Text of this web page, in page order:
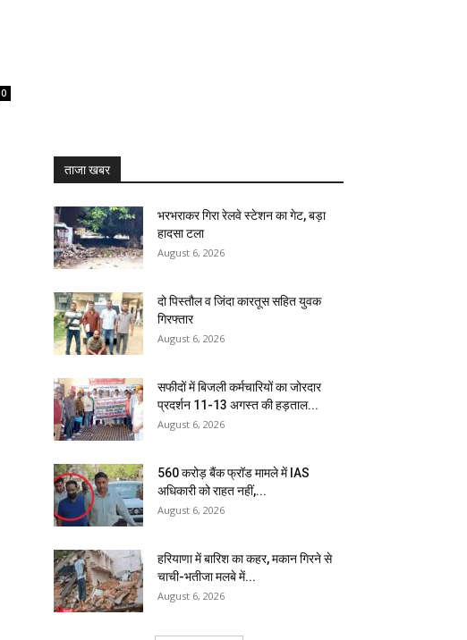
0
ताजा खबर
भरभराकर गिरा रेलवे स्टेशन का गेट, बड़ा
हादसा टला
August 6, 2026
दो पिस्तौल व जिंदा कारतूस सहित युवक
गिरफ्तार
August 6, 2026
सफीदों में बिजली कर्मचारियों का जोरदार
प्रदर्शन 11-13 अगस्त की हड़ताल...
August 6, 2026
₹560 करोड़ बैंक फ्रॉड मामले में IAS
अधिकारी को राहत नहीं,...
August 6, 2026
हरियाणा में बारिश का कहर, मकान गिरने से
चाची-भतीजा मलबे में...
August 6, 2026